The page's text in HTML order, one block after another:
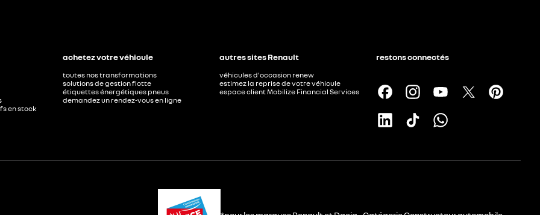
en stock
achetez votre véhicule
toutes nos transformations
solutions de gestion flotte
étiquettes énergétiques pneus
demandez un rendez-vous en ligne
autres sites Renault
véhicules d'occasion renew
estimez la reprise de votre véhicule
espace client Mobilize Financial Services
restons connectés